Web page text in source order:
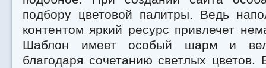
подбору цветовой палитры. Ведь
контентом яркий ресурс привлечет
Шаблон имеет особый шарм и
благодаря сочетанию светлых